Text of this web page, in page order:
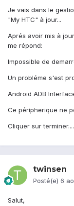
Je vais dans le
"My HTC" à jour...
Aprés avoir mis à
me répond:
Impossible de
Un probléme s'est
Android ADB
Ce péripherique ne
Cliquer sur
twinsen
Posté(e) 6
Salut,